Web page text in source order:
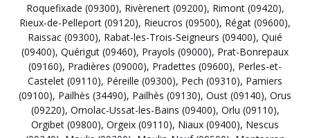
Roquefixade (09300), Rivèrenert (09200), Rimont (09420),
Rieux-de-Pelleport (09120), Rieucros (09500), Régat (09600),
Raissac (09300), Rabat-les-Trois-Seigneurs (09400), Quié
(09400), Quérigut (09460), Prayols (09000), Prat-Bonrepaux
(09160), Pradières (09000), Pradettes (09600), Perles-et-
Castelet (09110), Péreille (09300), Pech (09310), Pamiers
(09100), Pailhès (34490), Pailhès (09130), Oust (09140), Orus
(09220), Ornolac-Ussat-les-Bains (09400), Orlu (09110),
Orgibet (09800), Orgeix (09110), Niaux (09400), Nescus